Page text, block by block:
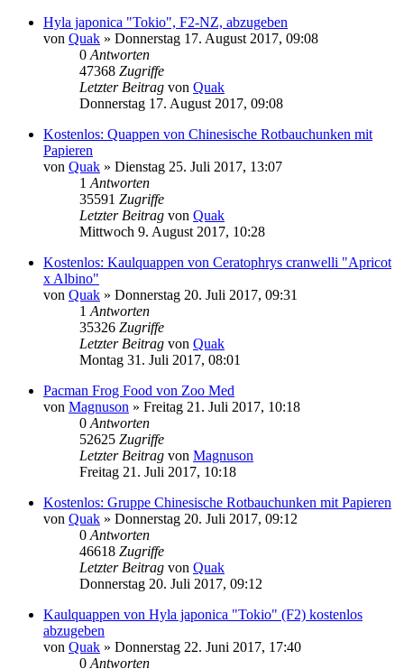
Hyla japonica "Tokio", F2-NZ, abzugeben
von Quak » Donnerstag 17. August 2017, 09:08
0 Antworten
47368 Zugriffe
Letzter Beitrag von Quak
Donnerstag 17. August 2017, 09:08
Kostenlos: Quappen von Chinesische Rotbauchunken mit
Papieren
von Quak » Dienstag 25. Juli 2017, 13:07
1 Antworten
35591 Zugriffe
Letzter Beitrag von Quak
Mittwoch 9. August 2017, 10:28
Kostenlos: Kaulquappen von Ceratophrys cranwelli "Apricot
x Albino"
von Quak » Donnerstag 20. Juli 2017, 09:31
1 Antworten
35326 Zugriffe
Letzter Beitrag von Quak
Montag 31. Juli 2017, 08:01
Pacman Frog Food von Zoo Med
von Magnuson » Freitag 21. Juli 2017, 10:18
0 Antworten
52625 Zugriffe
Letzter Beitrag von Magnuson
Freitag 21. Juli 2017, 10:18
Kostenlos: Gruppe Chinesische Rotbauchunken mit Papieren
von Quak » Donnerstag 20. Juli 2017, 09:12
0 Antworten
46618 Zugriffe
Letzter Beitrag von Quak
Donnerstag 20. Juli 2017, 09:12
Kaulquappen von Hyla japonica "Tokio" (F2) kostenlos
abzugeben
von Quak » Donnerstag 22. Juni 2017, 17:40
0 Antworten